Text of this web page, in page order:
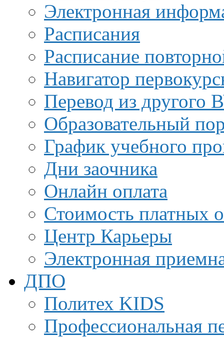
Электронная
Расписания
Расписание
Навигатор
Перевод из другого
Образовательный
График учебного
Дни заочника
Онлайн оплата
Стоимость платных
Центр Карьеры
Электронная
ДПО
Политех KIDS
Профессиональная